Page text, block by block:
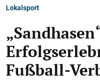
Lokalsport
Fußball-